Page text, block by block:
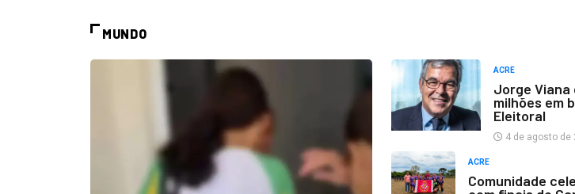
MUNDO
ACRE
Jorge Viana
milhões em
Eleitoral
4 de agosto de
ACRE
Comunidade